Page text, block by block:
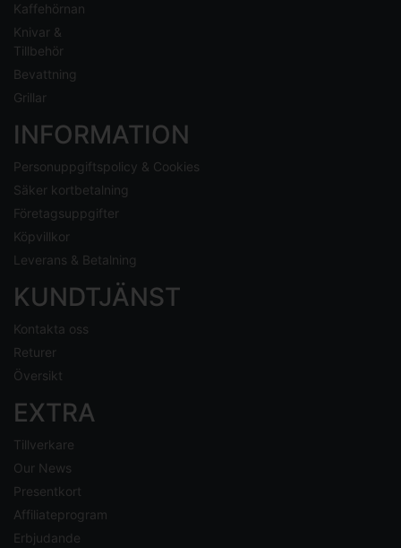
Kaffehörnan
Knivar &
Tillbehör
Bevattning
Grillar
INFORMATION
Personuppgiftspolicy & Cookies
Säker kortbetalning
Företagsuppgifter
Köpvillkor
Leverans & Betalning
KUNDTJÄNST
Kontakta oss
Returer
Översikt
EXTRA
Tillverkare
Our News
Presentkort
Affiliateprogram
Erbjudande